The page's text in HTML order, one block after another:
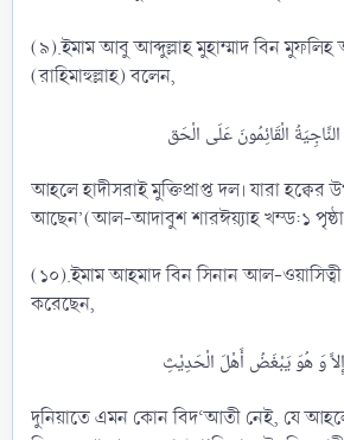
(৯).ইমাম আবু আব্দুল্লাহ মুহাম্মাদ বিন মুফলিহ
(রাহিমাহুল্লাহ) বলেন,
আহলে হাদীসরাই মুক্তিপ্রাপ্ত দল। যারা হক্বের
আছেন’(আল-আদাবুশ শারঈয়্যাহ খম্ড:১
(১০).ইমাম আহমাদ বিন সিনান আল-ওয়াসিত্বী
করেছেন,
দুনিয়াতে এমন কোন বিদ‘আতী নেই, যে আহলে